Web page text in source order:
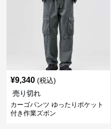
¥9,340 (税込)
売り切れ
カーゴパンツ ゆったりポケット
付き作業ズボン